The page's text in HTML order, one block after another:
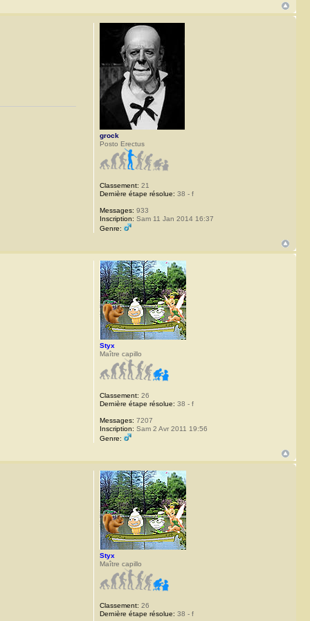
grock
Posto Erectus
Classement: 21
Dernière étape résolue: 38 - f
Messages: 933
Inscription: Sam 11 Jan 2014 16:37
Genre:
Styx
Maître capillo
Classement: 26
Dernière étape résolue: 38 - f
Messages: 7207
Inscription: Sam 2 Avr 2011 19:56
Genre:
Styx
Maître capillo
Classement: 26
Dernière étape résolue: 38 - f